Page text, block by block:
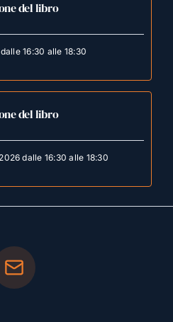
del libro
16:30 alle 18:30
del libro
dalle 16:30 alle 18:30